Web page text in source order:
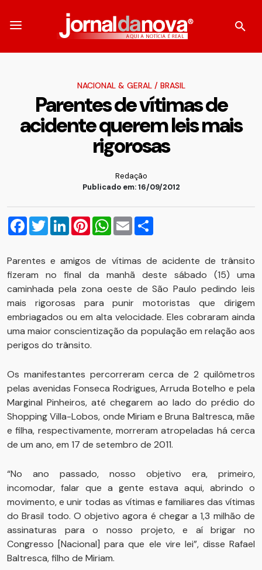
NACIONAL & GERAL/ BRASIL
Parentes de vítimas de
acidente querem leis mais
rigorosas
Redação
Publicado em: 16/09/2012
Facebook
TwitterLinkedInPinterestWhatsApp
Email
Parentes e amigos de vítimas de acidente de trânsito
fizeram no final da manhã deste sábado (15) uma
caminhada pela zona oeste de São Paulo pedindo leis
mais rigorosas para punir motoristas que dirigem
embriagados ou em alta velocidade. Eles cobraram ainda
uma maior conscientização da população em relação aos
perigos do trânsito.
Os manifestantes percorreram cerca de 2 quilômetros
pelas avenidas Fonseca Rodrigues, Arruda Botelho e pela
Marginal Pinheiros, até chegarem ao lado do prédio do
Shopping Villa-Lobos, onde Miriam e Bruna Baltresca, mãe
e filha, respectivamente, morreram atropeladas há cerca
de um ano, em 17 de setembro de 2011.
“No ano passado, nosso objetivo era, primeiro,
incomodar, falar que a gente estava aqui, abrindo o
movimento, e unir todas as vítimas e familiares das vítimas
do Brasil todo. O objetivo agora é chegar a 1,3 milhão de
assinaturas para o nosso projeto, e aí brigar no
Congresso [Nacional] para que ele vire lei”, disse Rafael
Baltresca, filho de Miriam.